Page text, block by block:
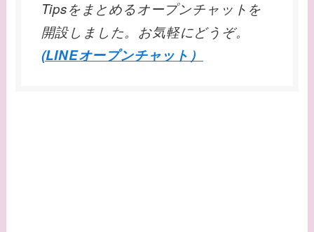
Tipsをまとめるオープンチャットを
開設しました。お気軽にどうぞ。
(LINEオープンチャット）